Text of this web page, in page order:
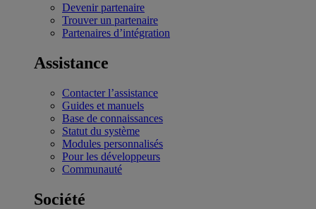
Devenir partenaire
Trouver un partenaire
Partenaires d’intégration
Assistance
Contacter l’assistance
Guides et manuels
Base de connaissances
Statut du système
Modules personnalisés
Pour les développeurs
Communauté
Société